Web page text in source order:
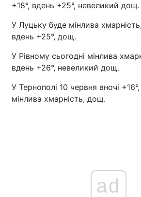
Послуги
+18°, вдень +25°, невеликий дощ.
У Луцьку буде мінлива
вдень +25°, дощ.
У Рівному сьогодні мінлива
вдень +26°, невеликий дощ.
У Тернополі 10 червня вночі
мінлива хмарність, дощ.
ad